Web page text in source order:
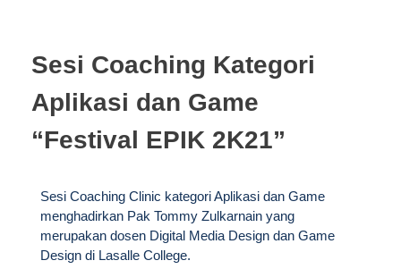
Sesi Coaching Kategori
Aplikasi dan Game
“Festival EPIK 2K21”
Sesi Coaching Clinic kategori Aplikasi dan Game
menghadirkan Pak Tommy Zulkarnain yang
merupakan dosen Digital Media Design dan Game
Design di Lasalle College.